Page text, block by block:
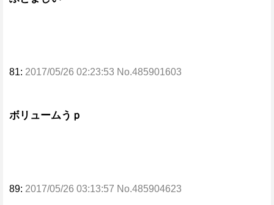
81: 2017/05/26 02:23:53 No.485901603
ボリュームうｐ
89: 2017/05/26 03:13:57 No.485904623